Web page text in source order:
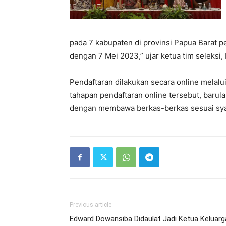
pada 7 kabupaten di provinsi Papua Barat
dengan 7 Mei 2023,” ujar ketua tim seleksi,
Pendaftaran dilakukan secara online
tahapan pendaftaran online tersebut,
dengan membawa berkas-berkas sesuai
Previous article
Edward Dowansiba Didaulat Jadi Ketua